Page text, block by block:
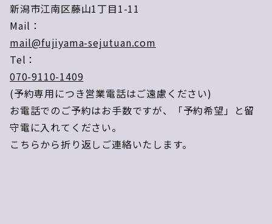
新潟市江南区藤山1丁目1-11
Mail：
mail@fujiyama-sejutuan.com
Tel：
070-9110-1409
(予約専用につき営業電話はご遠慮ください)
お電話でのご予約はお手数ですが、「予約希望」と留
守電に入れてください。
こちらから折り返しご連絡いたします。